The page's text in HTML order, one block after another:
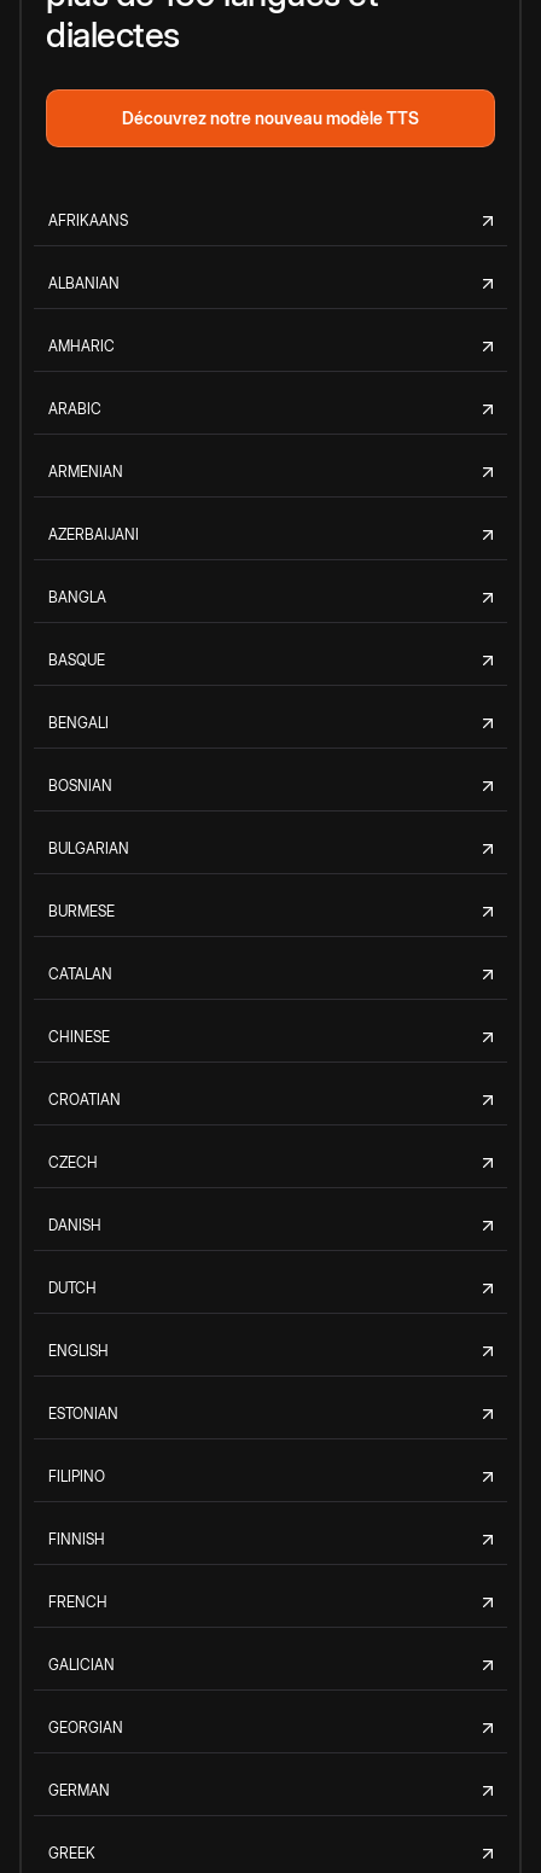
dialectes
Découvrez notre nouveau modèle TTS
AFRIKAANS
ALBANIAN
AMHARIC
ARABIC
ARMENIAN
AZERBAIJANI
BANGLA
BASQUE
BENGALI
BOSNIAN
BULGARIAN
BURMESE
CATALAN
CHINESE
CROATIAN
CZECH
DANISH
DUTCH
ENGLISH
ESTONIAN
FILIPINO
FINNISH
FRENCH
GALICIAN
GEORGIAN
GERMAN
GREEK